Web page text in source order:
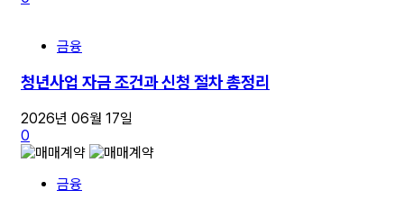
금융
청년사업 자금 조건과 신청 절차 총정리
2026년 06월 17일
0
금융